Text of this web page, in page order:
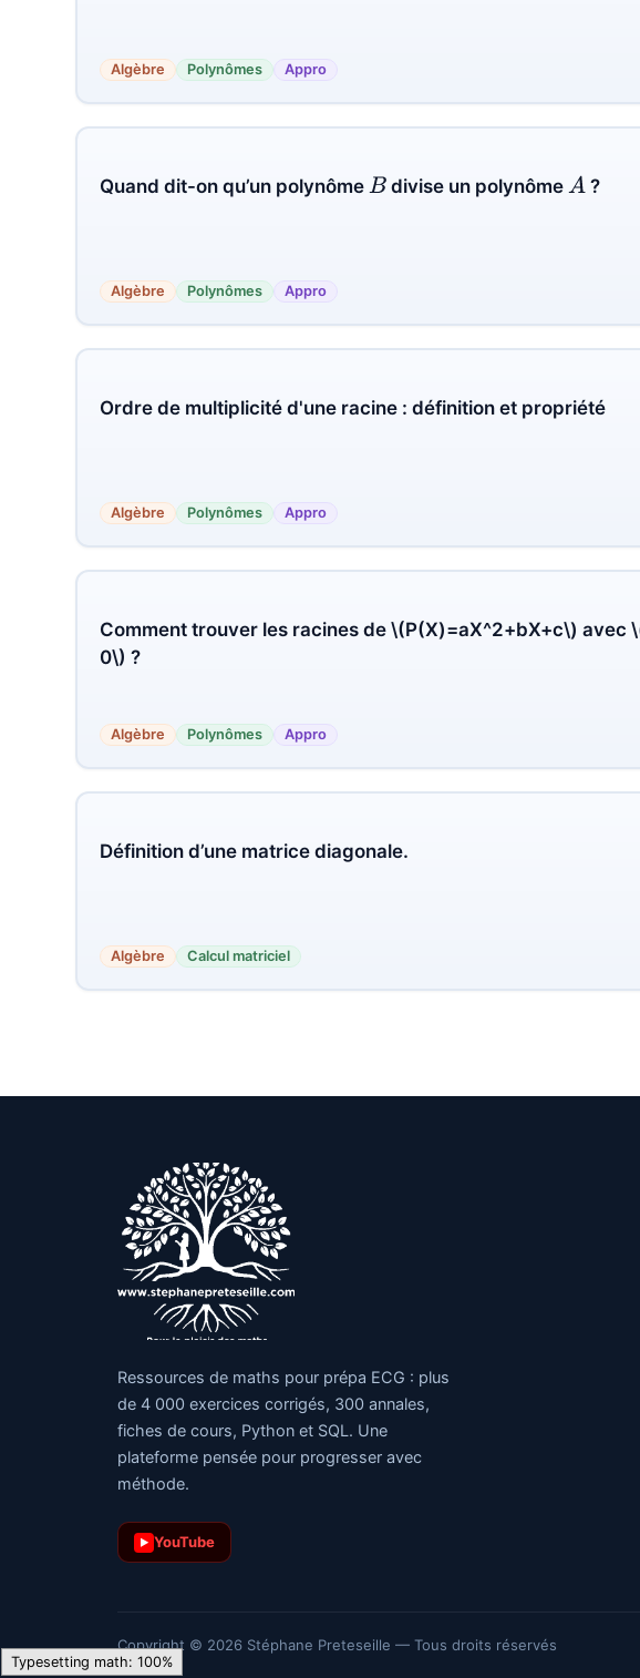
Loading [MathJax]/jax/output/SVG/fonts/TeX/Main/Regular/GreekAndCoptic.js
Algèbre Polynômes Appro
Quand dit-on qu’un polynôme B divise un polynôme A ?
Algèbre Polynômes Appro
Ordre de multiplicité d'une racine : définition et propriété
Algèbre Polynômes Appro
Comment trouver les racines de P(X) = aX2 + bX + caveca
Algèbre Polynômes Appro
Définition d’une matrice diagonale.
Algèbre Calcul matriciel
Ressources de maths pour prépa ECG : plus
de 4 000 exercices corrigés, 300 annales,
fiches de cours, Python et SQL. Une
plateforme pensée pour progresser avec
méthode.
▶ YouTube
Copyright © 2026 Stéphane Preteseille — Tous droits réservés